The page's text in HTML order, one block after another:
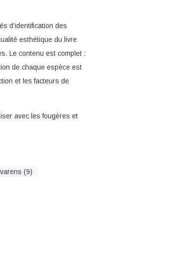
d’identification des
esthétique du livre
Le contenu est complet :
de chaque espèce est
et les facteurs de
avec les fougères et
varens (9)